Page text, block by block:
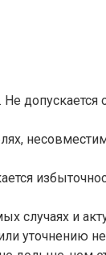
случаях и
уточнению